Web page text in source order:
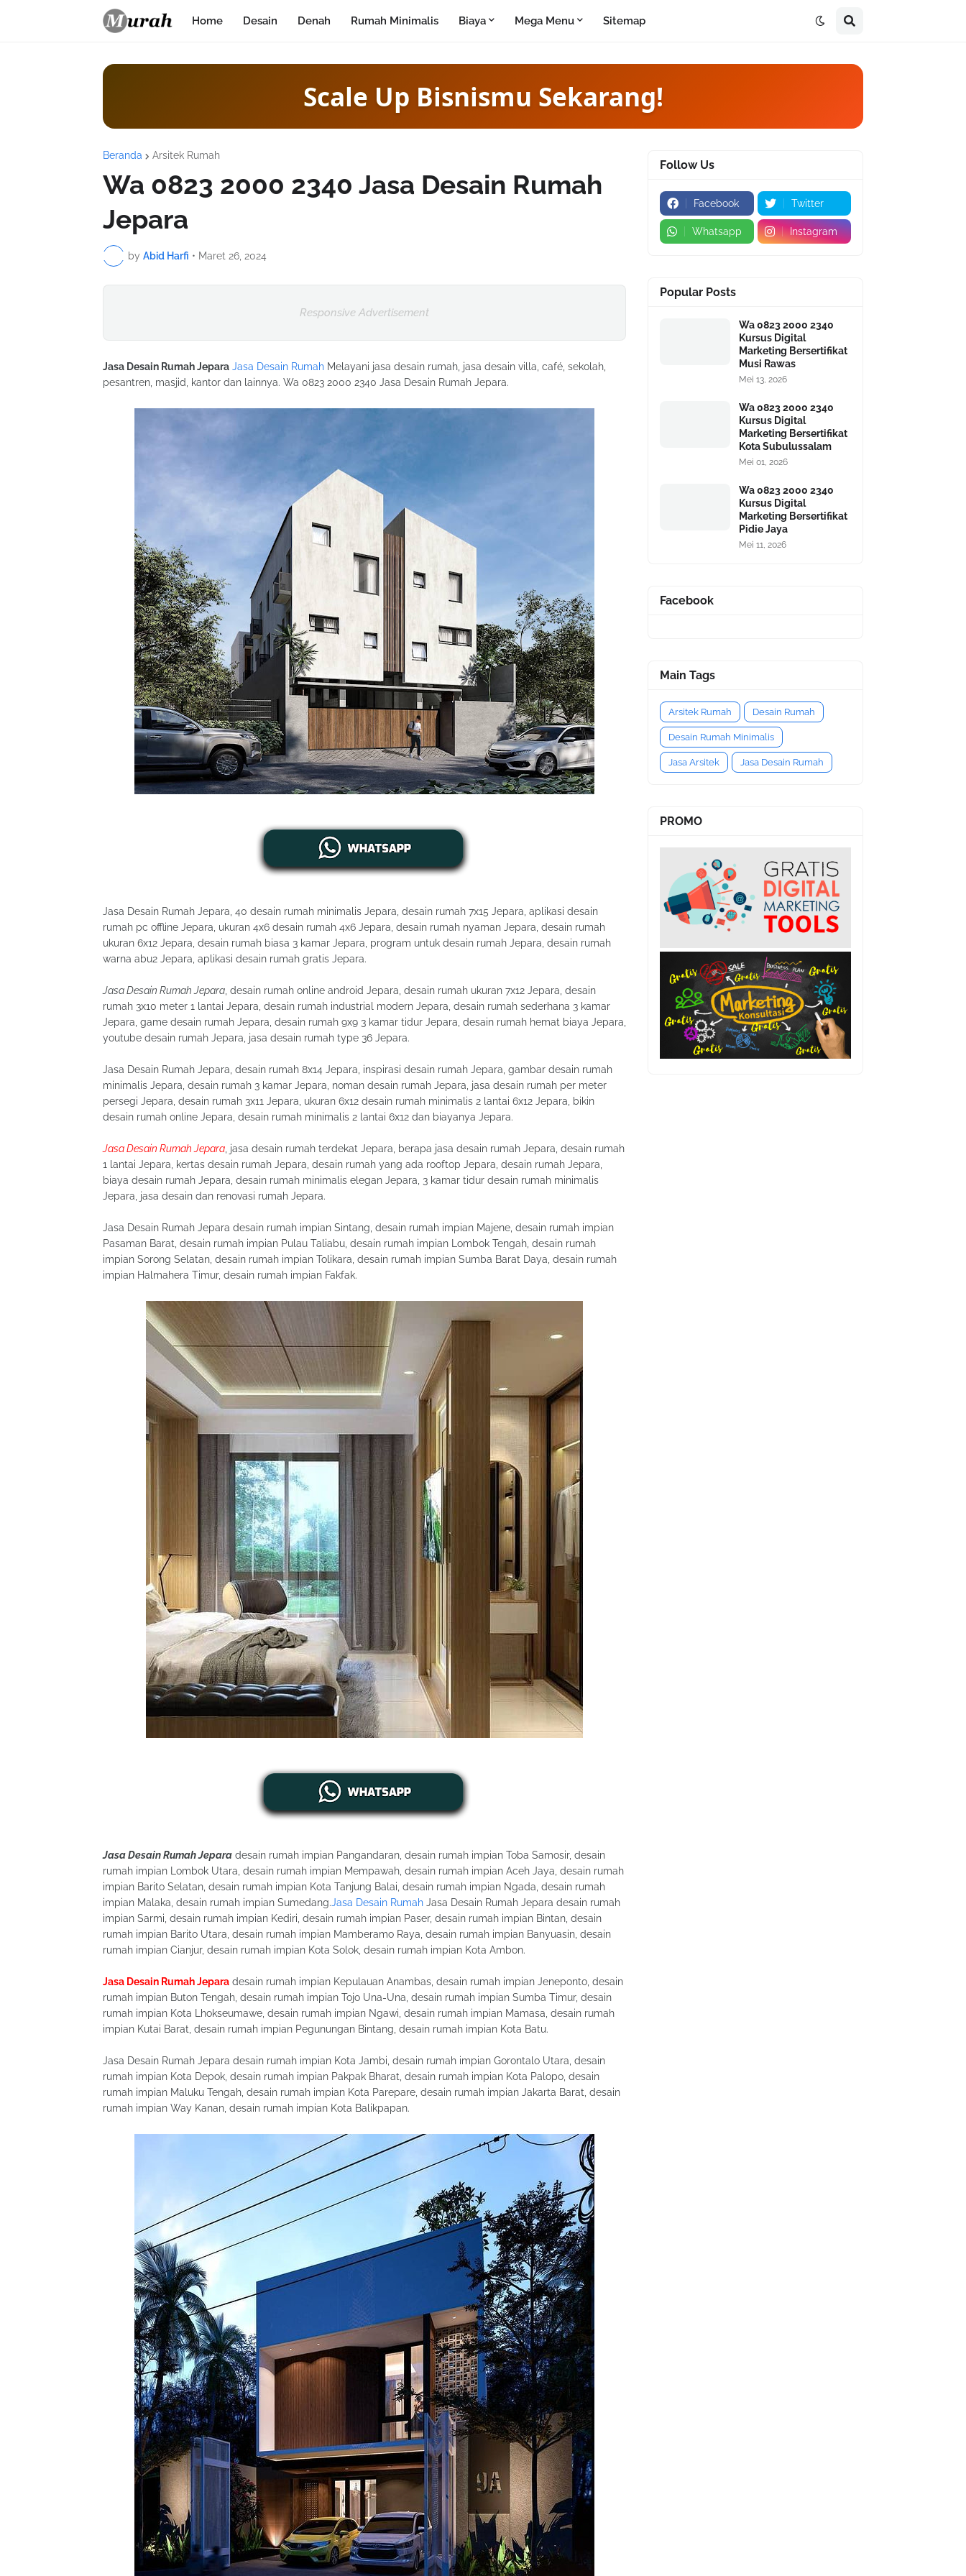
Home Desain Denah Rumah Minimalis Biaya Mega Menu Sitemap
Scale Up Bisnismu Sekarang!
Beranda Arsitek Rumah
Wa 0823 2000 2340 Jasa Desain Rumah
Jepara
by Abid Harfi • Maret 26, 2024
Responsive Advertisement
Jasa Desain Rumah Jepara Jasa Desain Rumah Melayani jasa desain rumah, jasa desain villa, café, sekolah,
pesantren, masjid, kantor dan lainnya. Wa 0823 2000 2340 Jasa Desain Rumah Jepara.
Jasa Desain Rumah Jepara, 40 desain rumah minimalis Jepara, desain rumah 7x15 Jepara, aplikasi desain
rumah pc offline Jepara, ukuran 4x6 desain rumah 4x6 Jepara, desain rumah nyaman Jepara, desain rumah
ukuran 6x12 Jepara, desain rumah biasa 3 kamar Jepara, program untuk desain rumah Jepara, desain rumah
warna abu2 Jepara, aplikasi desain rumah gratis Jepara.
Jasa Desain Rumah Jepara , desain rumah online android Jepara, desain rumah ukuran 7x12 Jepara, desain
rumah 3x10 meter 1 lantai Jepara, desain rumah industrial modern Jepara, desain rumah sederhana 3 kamar
Jepara, game desain rumah Jepara, desain rumah 9x9 3 kamar tidur Jepara, desain rumah hemat biaya Jepara,
youtube desain rumah Jepara, jasa desain rumah type 36 Jepara.
Jasa Desain Rumah Jepara, desain rumah 8x14 Jepara, inspirasi desain rumah Jepara, gambar desain rumah
minimalis Jepara, desain rumah 3 kamar Jepara, noman desain rumah Jepara, jasa desain rumah per meter
persegi Jepara, desain rumah 3x11 Jepara, ukuran 6x12 desain rumah minimalis 2 lantai 6x12 Jepara, bikin
desain rumah online Jepara, desain rumah minimalis 2 lantai 6x12 dan biayanya Jepara.
Jasa Desain Rumah Jepara , jasa desain rumah terdekat Jepara, berapa jasa desain rumah Jepara, desain rumah
1 lantai Jepara, kertas desain rumah Jepara, desain rumah yang ada rooftop Jepara, desain rumah Jepara,
biaya desain rumah Jepara, desain rumah minimalis elegan Jepara, 3 kamar tidur desain rumah minimalis
Jepara, jasa desain dan renovasi rumah Jepara.
Jasa Desain Rumah Jepara desain rumah impian Sintang, desain rumah impian Majene, desain rumah impian
Pasaman Barat, desain rumah impian Pulau Taliabu, desain rumah impian Lombok Tengah, desain rumah
impian Sorong Selatan, desain rumah impian Tolikara, desain rumah impian Sumba Barat Daya, desain rumah
impian Halmahera Timur, desain rumah impian Fakfak.
Jasa Desain Rumah Jepara desain rumah impian Pangandaran, desain rumah impian Toba Samosir, desain
rumah impian Lombok Utara, desain rumah impian Mempawah, desain rumah impian Aceh Jaya, desain rumah
impian Barito Selatan, desain rumah impian Kota Tanjung Balai, desain rumah impian Ngada, desain rumah
impian Malaka, desain rumah impian Sumedang.Jasa Desain Rumah Jasa Desain Rumah Jepara desain rumah
impian Sarmi, desain rumah impian Kediri, desain rumah impian Paser, desain rumah impian Bintan, desain
rumah impian Barito Utara, desain rumah impian Mamberamo Raya, desain rumah impian Banyuasin, desain
rumah impian Cianjur, desain rumah impian Kota Solok, desain rumah impian Kota Ambon.
Jasa Desain Rumah Jepara desain rumah impian Kepulauan Anambas, desain rumah impian Jeneponto, desain
rumah impian Buton Tengah, desain rumah impian Tojo Una-Una, desain rumah impian Sumba Timur, desain
rumah impian Kota Lhokseumawe, desain rumah impian Ngawi, desain rumah impian Mamasa, desain rumah
impian Kutai Barat, desain rumah impian Pegunungan Bintang, desain rumah impian Kota Batu.
Jasa Desain Rumah Jepara desain rumah impian Kota Jambi, desain rumah impian Gorontalo Utara, desain
rumah impian Kota Depok, desain rumah impian Pakpak Bharat, desain rumah impian Kota Palopo, desain
rumah impian Maluku Tengah, desain rumah impian Kota Parepare, desain rumah impian Jakarta Barat, desain
rumah impian Way Kanan, desain rumah impian Kota Balikpapan.
Follow Us
Facebook Twitter
Whatsapp Instagram
Popular Posts
Wa 0823 2000 2340
Kursus Digital
Marketing Bersertifikat
Musi Rawas
Mei 13, 2026
Wa 0823 2000 2340
Kursus Digital
Marketing Bersertifikat
Kota Subulussalam
Mei 01, 2026
Wa 0823 2000 2340
Kursus Digital
Marketing Bersertifikat
Pidie Jaya
Mei 11, 2026
Facebook
Main Tags
Arsitek Rumah Desain Rumah
Desain Rumah Minimalis
Jasa Arsitek Jasa Desain Rumah
PROMO